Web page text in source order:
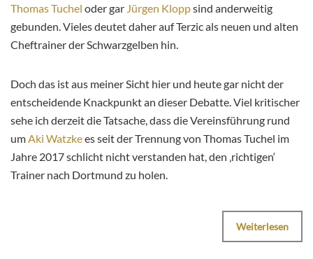
Thomas Tuchel oder gar Jürgen Kloppsind anderweitig
gebunden. Vieles deutet daher auf Terzic als neuen und alten
Cheftrainer der Schwarzgelben hin.
Doch das ist aus meiner Sicht hier und heute gar nicht der
entscheidende Knackpunkt an dieser Debatte. Viel kritischer
sehe ich derzeit die Tatsache, dass die Vereinsführung rund
umAki Watzkees seit der Trennung von Thomas Tuchel im
Jahre 2017 schlicht nicht verstanden hat, den ‚richtigen‘
Trainer nach Dortmund zu holen.
Weiterlesen